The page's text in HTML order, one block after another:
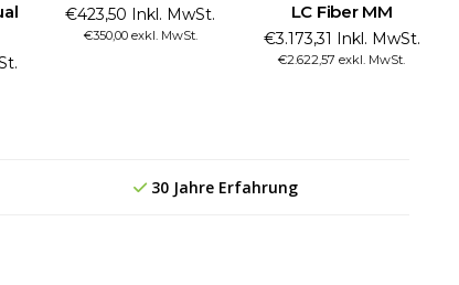
€423,50 Inkl. MwSt.
€350,00 exkl. MwSt.
LC Fiber MM
€3.173,31 Inkl. MwSt.
€2.622,57 exkl. MwSt.
30 Jahre Erfahrung